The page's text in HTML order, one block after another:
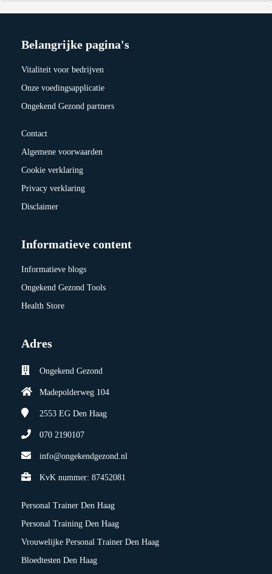
Belangrijke pagina's
Vitaliteit voor bedrijven
Onze voedingsapplicatie
Ongekend Gezond partners
Contact
Algemene voorwaarden
Cookie verklaring
Privacy verklaring
Disclaimer
Informatieve content
Informatieve blogs
Ongekend Gezond Tools
Health Store
Adres
Ongekend Gezond
Madepolderweg 104
2553 EG Den Haag
070 2190107
info@ongekendgezond.nl
KvK nummer: 87452081
Personal Trainer Den Haag
Personal Training Den Haag
Vrouwelijke Personal Trainer Den Haag
Bloedtesten Den Haag